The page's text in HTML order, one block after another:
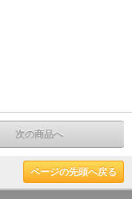
次の商品へ
ページの先頭へ戻る